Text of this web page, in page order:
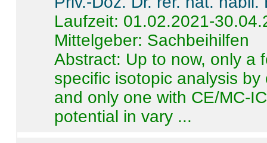
Laufzeit: 01.02.2021-
Mittelgeber: Sachbeihilfen
Abstract: Up to now, only a
specific isotopic analysis
and only one with CE/MC-
potential in vary ...